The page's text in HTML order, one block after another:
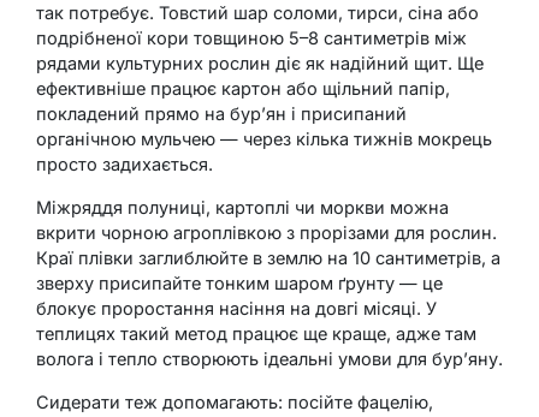
так потребує. Товстий шар соломи, тирси, сіна або
подрібненої кори товщиною 5–8 сантиметрів між
рядами культурних рослин діє як надійний щит. Ще
ефективніше працює картон або щільний папір,
покладений прямо на бур’ян і присипаний
органічною мульчею — через кілька тижнів мокрець
просто задихається.
Міжряддя полуниці, картоплі чи моркви можна
вкрити чорною агроплівкою з прорізами для рослин.
Краї плівки заглиблюйте в землю на 10 сантиметрів, а
зверху присипайте тонким шаром ґрунту — це
блокує проростання насіння на довгі місяці. У
теплицях такий метод працює ще краще, адже там
волога і тепло створюють ідеальні умови для бур’яну.
Сидерати теж допомагають: посійте фацелію,